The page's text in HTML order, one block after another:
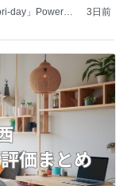
day」Powered
3日前